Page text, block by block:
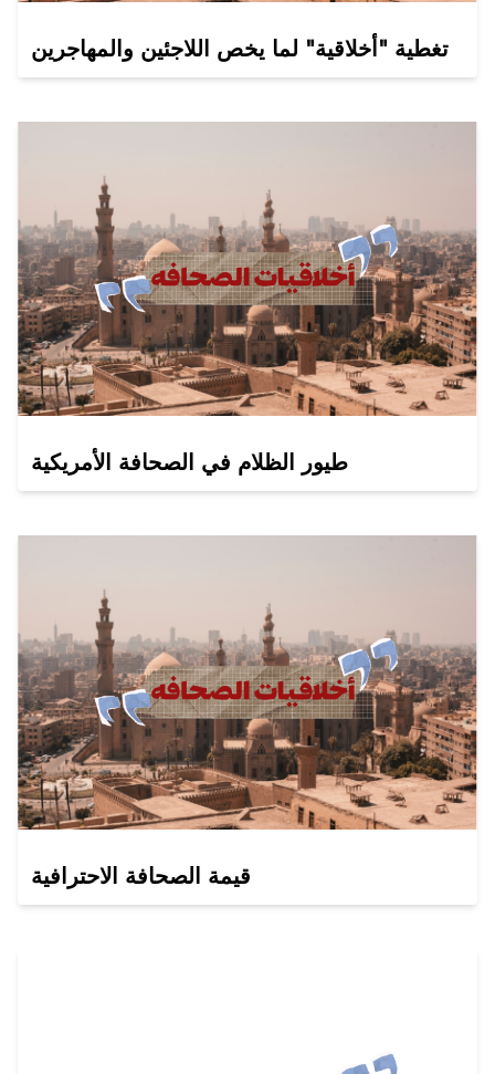
تغطية "أخلاقية" لما يخص اللاجئين والمهاجرين
طيور الظلام في الصحافة الأمريكية
قيمة الصحافة الاحترافية